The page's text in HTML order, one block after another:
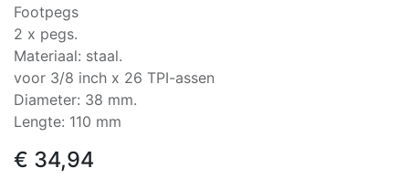
Footpegs
2 x pegs.
Materiaal: staal.
voor 3/8 inch x 26 TPI-assen
Diameter: 38 mm.
Lengte: 110 mm
€ 34,94